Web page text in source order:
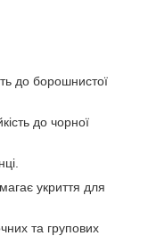
до борошнистої
укриття для
та групових